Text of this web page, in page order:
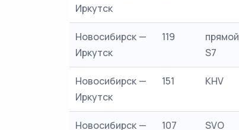
Иркутск
Новосибирск —
Иркутск
119
прямой
S7
Новосибирск —
Иркутск
151 KHV
Новосибирск —
107 SVO